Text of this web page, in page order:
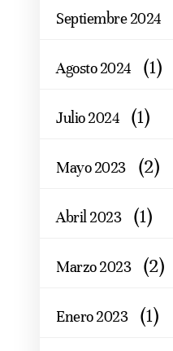
Septiembre 2024
Agosto 2024 (1)
Julio 2024 (1)
Mayo 2023 (2)
Abril 2023 (1)
Marzo 2023 (2)
Enero 2023 (1)